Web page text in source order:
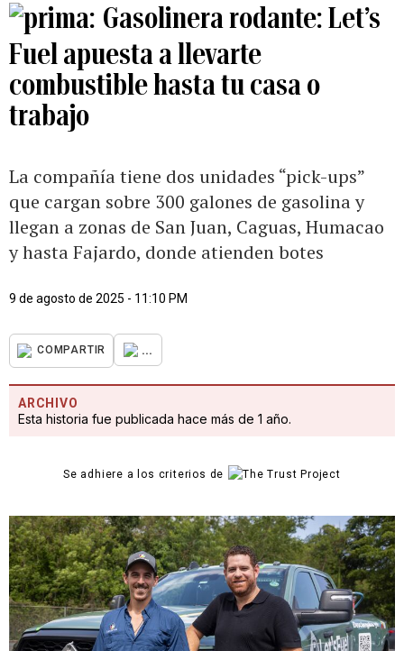
Gasolinera rodante: Let’s
Fuel apuesta a llevarte
combustible hasta tu casa o
trabajo
La compañía tiene dos unidades “pick-ups”
que cargan sobre 300 galones de gasolina y
llegan a zonas de San Juan, Caguas, Humacao
y hasta Fajardo, donde atienden botes
9 de agosto de 2025 - 11:10 PM
COMPARTIR ...
ARCHIVO
Esta historia fue publicada hace más de 1 año.
Se adhiere a los criterios de